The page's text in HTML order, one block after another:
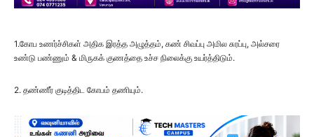
1.கோப உணர்ச்சிகள் அதிக இரத்த அழுத்தம், கண் சிவப்பு அமில சுரப்பு, அல்சரை
உண்டு பண்ணும் & மிருகக் குணத்தை உச்ச நிலைக்கு உயர்த்திடும்.
2. தண்ணீர் குடித்திட கோபம் தணியும்.